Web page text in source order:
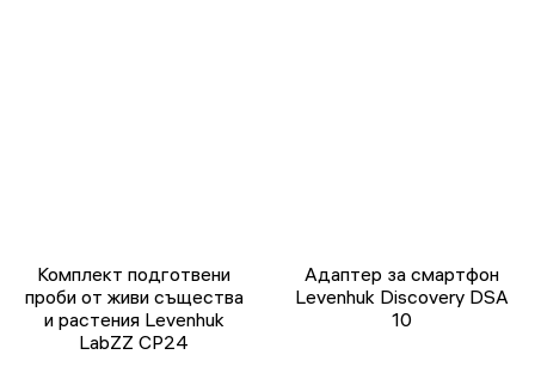
Комплект подготвени
проби от живи същества
и растения Levenhuk
LabZZ CP24
Адаптер за смартфон
Levenhuk Discovery DSA
10